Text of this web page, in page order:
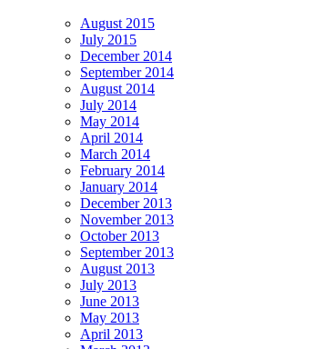
August 2015
July 2015
December 2014
September 2014
August 2014
July 2014
May 2014
April 2014
March 2014
February 2014
January 2014
December 2013
November 2013
October 2013
September 2013
August 2013
July 2013
June 2013
May 2013
April 2013